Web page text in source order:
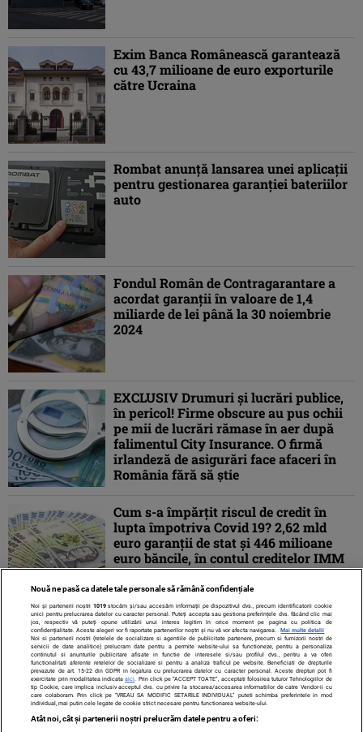
Exim Banca Românească garantează
cu 43,7 milioane de euro exporturile
către Ucraina
Rombat anunță lansarea unei aplicații
pentru gestionarea garanției bateriilor
auto
Fondul Român de Contragarantare a
acordat garanţii în valoare de 1,4
miliarde de lei până la 30 noiembrie
2024
EXCLUSIV Drumuri și lucrări publice,
în pericol! Firme obscure au pus ochii
pe mii de lucrări rămase în aer după
falimentul City Insurance. O firmă
irlandeză de asigurări face afaceri în
România fără să știe
Cum s-a împărţit riscul de credit în
lupta împotriva Covid 19? 2,62 mld
euro garanţii de stat şi 446 milioane
euro băncile, în contul creditelor IMM
Nouă ne pasă ca datele tale personale să rămână confidențiale
Noi și partenerii noștri 1019stocăm și/sau accesăm informații pe dispozitivul dvs., precum identificatorii cookie
unici pentru prelucrarea datelor cu caracter personal. Puteți accepta sau gestiona preferințele dvs. făcând clic mai
jos, respectiv vă puteți opune utilizării unui interes legitim în orice moment pe pagina cu politica de
confidențialitate. Aceste alegeri vor fi raportate partenerilor noștri și nu vă vor afecta navigarea.
Mai multe detalii
Noi si partenerii nostri (retelele de socializare si agentiile de publicitate partenere, precum si furnizorii nostri de
servicii de date analitice) prelucram date pentru a permite website-ului sa functioneze, pentru a personaliza
continutul si anunturile publicitare afisate in functie de interesele si/sau profilul dvs., pentru a va oferi
functionalitati aferente retelelor de socializare si pentru a analiza traficul pe website. Beneficiati de drepturile
prevazute de art. 15-22 din GDPR in legatura cu prelucrarea datelor cu caracter personal. Aceste drepturi pot fi
exercitate prin modalitatea indicataaici . Prin click pe “ACCEPT TOATE”, acceptati folosirea tuturor Tehnologiilor de
tip Cookie, care implica inclusiv acceptul dvs. cu privire la stocarea/accesarea informatiilor de catre Vendor-ii cu
care colaboram. Prin click pe “VREAU SA MODIFIC SETARILE INDIVIDUAL” puteti schimba preferintele in mod
individual, mai putin cele legate de cookie strict necesare pentru functionarea website-ului.
Atât noi, cât și partenerii noștri prelucrăm datele pentru a oferi: